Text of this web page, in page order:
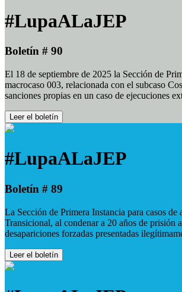
#LupaALaJEP
Boletín # 90
El 18 de septiembre de 2025 la Sección de
macrocaso 003, relacionada con el subcaso
sanciones propias en un caso de ejecuciones
Leer el boletín
#LupaALaJEP
Boletín # 89
La Sección de Primera Instancia para casos
Transicional, al condenar a 20 años de prisión
desapariciones forzadas presentadas
Leer el boletín